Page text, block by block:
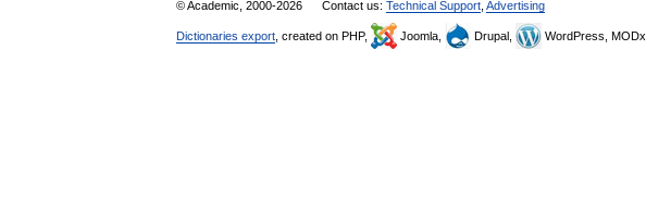
© Academic, 2000-2026 Contact us: Technical Support Advertising
Dictionaries export , created on PHP, Joomla, Drupal, WordPress, MODx.